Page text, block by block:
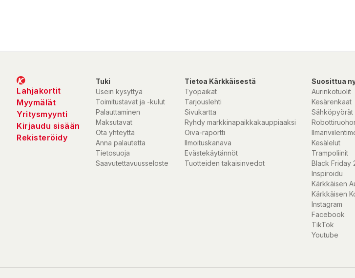
Lahjakortit
Myymälät
Yritysmyynti
Kirjaudu sisään
Rekisteröidy
Tuki
Usein kysyttyä
Toimitustavat ja -kulut
Palauttaminen
Maksutavat
Ota yhteyttä
Anna palautetta
Tietosuoja
Saavutettavuusseloste
Tietoa Kärkkäisestä
Työpaikat
Tarjouslehti
Sivukartta
Ryhdy markkinapaikkakauppiaaksi
Oiva-raportti
Ilmoituskanava
Evästekäytännöt
Tuotteiden takaisinvedot
Suosittua
Aurinkotuolit
Kesärenkaat
Sähköpyörät
Kesälelut
Trampoliinit
Black Friday
Inspiroidu
Kärkkäisen
Kärkkäisen
Instagram
Facebook
TikTok
Youtube